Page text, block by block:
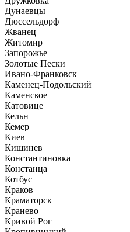
Дунаевцы
Дюссельдорф
Жванец
Житомир
Запорожье
Золотые Пески
Ивано-Франковск
Каменец-Подольский
Каменское
Катовице
Кельн
Кемер
Киев
Кишинев
Константиновка
Констанца
Котбус
Краков
Краматорск
Кранево
Кривой Рог